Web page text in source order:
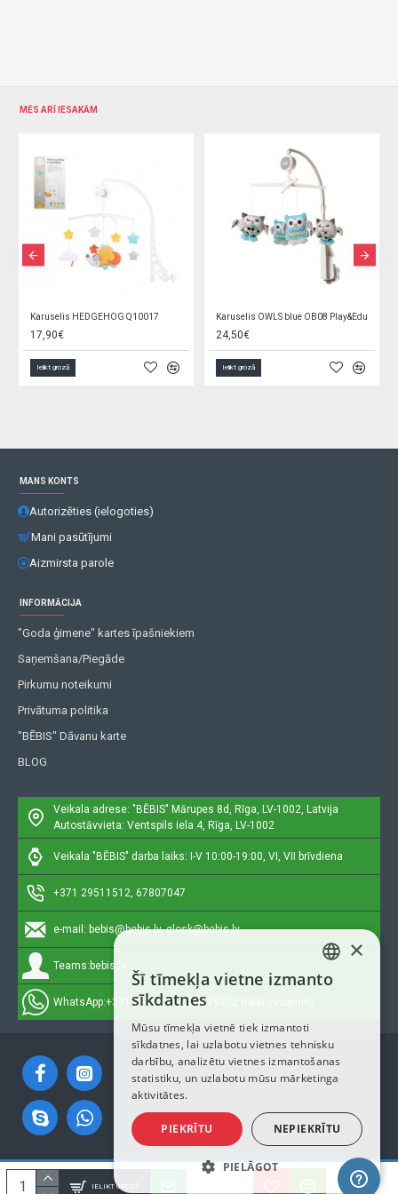
IELIKT GROZĀ
MĒS ARĪ IESAKĀM
Karuselis HEDGEHOG Q10017
17,90€
Ielikt grozā
Karuselis OWLS blue OB08 Play&Edu
24,50€
Ielikt grozā
MANS KONTS
Autorizēties (ielogoties)
Mani pasūtījumi
Aizmirsta parole
INFORMĀCIJA
"Goda ģimene" kartes īpašniekiem
Saņemšana/Piegāde
Pirkumu noteikumi
Privātuma politika
"BĒBIS" Dāvanu karte
BLOG
Veikala adrese: "BĒBIS" Mārupes 8d, Rīga, LV-1002, Latvija
Autostāvvieta: Ventspils iela 4, Rīga, LV-1002
Veikala "BĒBIS" darba laiks: I-V 10:00-19:00, VI, VII brīvdiena
+371 29511512, 67807047
e-mail: bebis@bebis.lv, glosk@bebis.lv
Teams: bebis.lv
WhatsApp:+371 29511512, 20579272 (tikai ziņojumi)
Autortiesības © 2023, Bebis.lv, Visas tiesības aizsargātas
LATVIAN
ENGLISH
×
Šī tīmekļa vietne izmanto
sīkdatnes
Mūsu tīmekļa vietnē tiek izmantoti
sīkdatnes, lai uzlabotu vietnes tehnisku
darbību, analizētu vietnes izmantošanas
statistiku, un uzlabotu mūsu mārketinga
aktivitātes.
PIEKRĪTU NEPIEKRĪTU
PIELĀGOT